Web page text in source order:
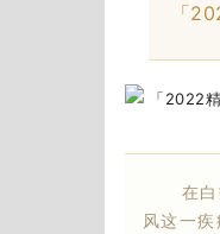
「
在白癜
风这一